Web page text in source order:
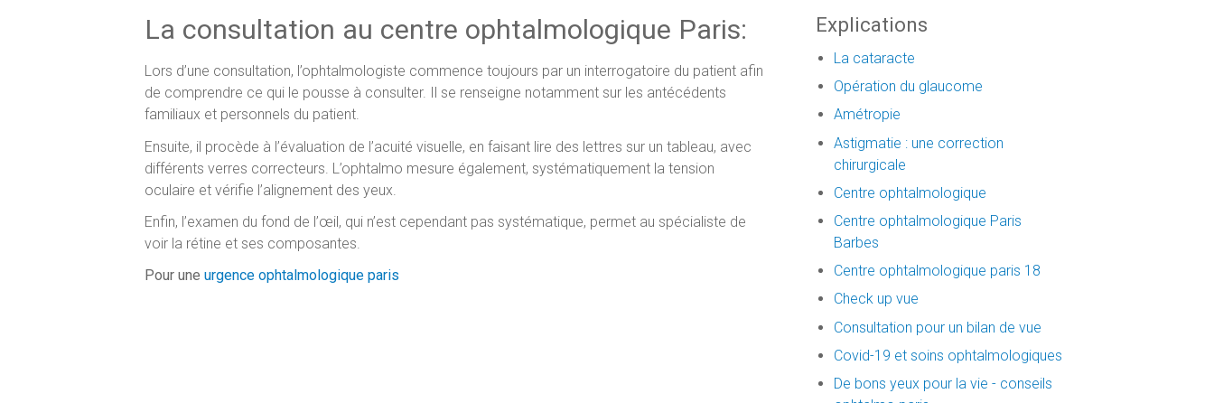
La consultation au centre ophtalmologique Paris:
Lors d’une consultation, l’ophtalmologiste commence toujours par un interrogatoire du patient afin
de comprendre ce qui le pousse à consulter. Il se renseigne notamment sur les antécédents
familiaux et personnels du patient.
Ensuite, il procède à l’évaluation de l’acuité visuelle, en faisant lire des lettres sur un tableau, avec
différents verres correcteurs. L’ophtalmo mesure également, systématiquement la tension
oculaire et vérifie l’alignement des yeux.
Enfin, l’examen du fond de l’œil, qui n’est cependant pas systématique, permet au spécialiste de
voir la rétine et ses composantes.
Pour une urgence ophtalmologique paris
Explications
La cataracte
Opération du glaucome
Amétropie
Astigmatie : une correction
chirurgicale
Centre ophtalmologique
Centre ophtalmologique Paris
Barbes
Centre ophtalmologique paris 18
Check up vue
Consultation pour un bilan de vue
Covid-19 et soins ophtalmologiques
De bons yeux pour la vie - conseils